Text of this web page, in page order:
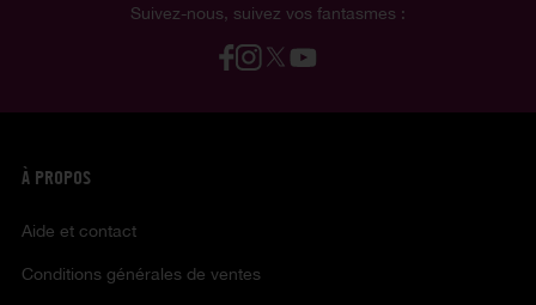
Suivez-nous, suivez vos fantasmes :
À PROPOS
Aide et contact
Conditions générales de ventes